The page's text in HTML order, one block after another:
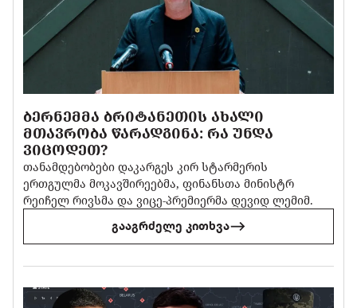
ᲑᲔᲠᲜᲔᲛᲛᲐ ᲑᲠᲘᲢᲐᲜᲔᲗᲘᲡ ᲐᲮᲐᲚᲘ
ᲛᲗᲐᲕᲠᲝᲑᲐ ᲬᲐᲠᲐᲓᲒᲘᲜᲐ: ᲠᲐ ᲣᲜᲓᲐ
ᲕᲘᲪᲝᲓᲔᲗ?
თანამდებობები დაკარგეს კირ სტარმერის
ერთგულმა მოკავშირეებმა, ფინანსთა მინისტრ
რეიჩელ რივსმა და ვიცე-პრემიერმა დევიდ ლემიმ.
გააგრძელე კითხვა